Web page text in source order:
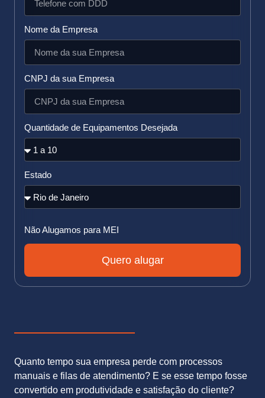
Nome da Empresa
CNPJ da sua Empresa
Quantidade de Equipamentos Desejada
Estado
Não Alugamos para MEI
Quero alugar
Quanto tempo sua empresa perde com processos
manuais e filas de atendimento? E se esse tempo fosse
convertido em produtividade e satisfação do cliente?